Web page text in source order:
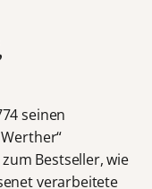
seinen
Bestseller, wie
verarbeitete